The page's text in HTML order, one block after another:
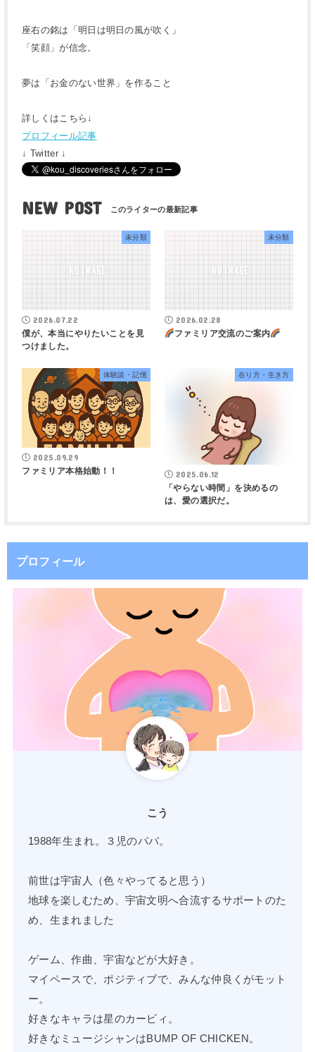
座右の銘は「明日は明日の風が吹く」
「笑顔」が信念。
夢は「お金のない世界」を作ること
詳しくはこちら↓
プロフィール記事
↓ Twitter ↓
NEW POST
未分類
2026.07.22
僕が、本当にやりたいことを見
つけました。
未分類
2026.02.28
ファミリア交流のご案内
体験談・記憶
2025.09.29
ファミリア本格始動！！
在り方・生き方
2025.06.12
「やらない時間」を決めるの
は、愛の選択だ。
プロフィール
こう
1988年生まれ。３児のパパ。
前世は宇宙人（色々やってると思う）
地球を楽しむため、宇宙文明へ合流するサポートのた
め、生まれました
ゲーム、作曲、宇宙などが大好き。
マイペースで、ポジティブで、みんな仲良くがモット
ー。
好きなキャラは星のカービィ。
好きなミュージシャンはBUMP OF CHICKEN。